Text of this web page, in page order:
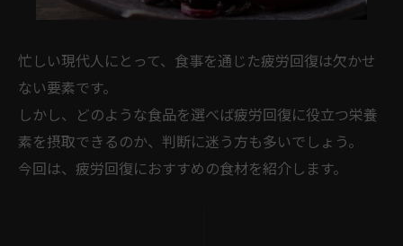
忙しい現代人にとって、食事を通じた疲労回復は欠かせ
ない要素です。
しかし、どのような食品を選べば疲労回復に役立つ栄養
素を摂取できるのか、判断に迷う方も多いでしょう。
今回は、疲労回復におすすめの食材を紹介します。